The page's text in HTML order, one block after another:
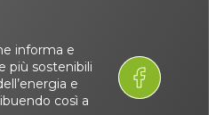
informa e
più sostenibili
e
così a